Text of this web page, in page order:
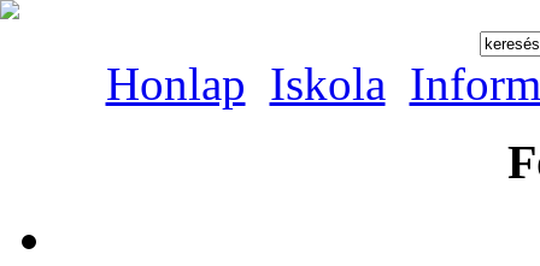
Honlap Iskola